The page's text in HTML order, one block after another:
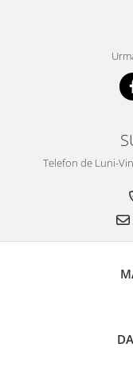
Telefon de Luni-